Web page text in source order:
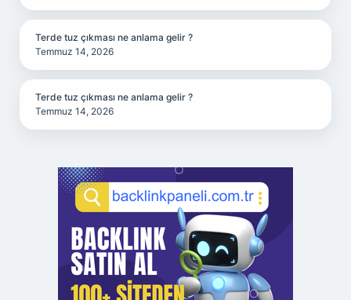
Terde tuz çıkması ne anlama gelir ?
Temmuz 14, 2026
Terde tuz çıkması ne anlama gelir ?
Temmuz 14, 2026